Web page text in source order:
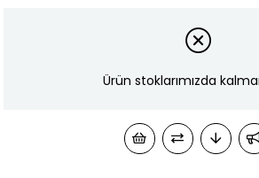
Ürün stoklarımızda